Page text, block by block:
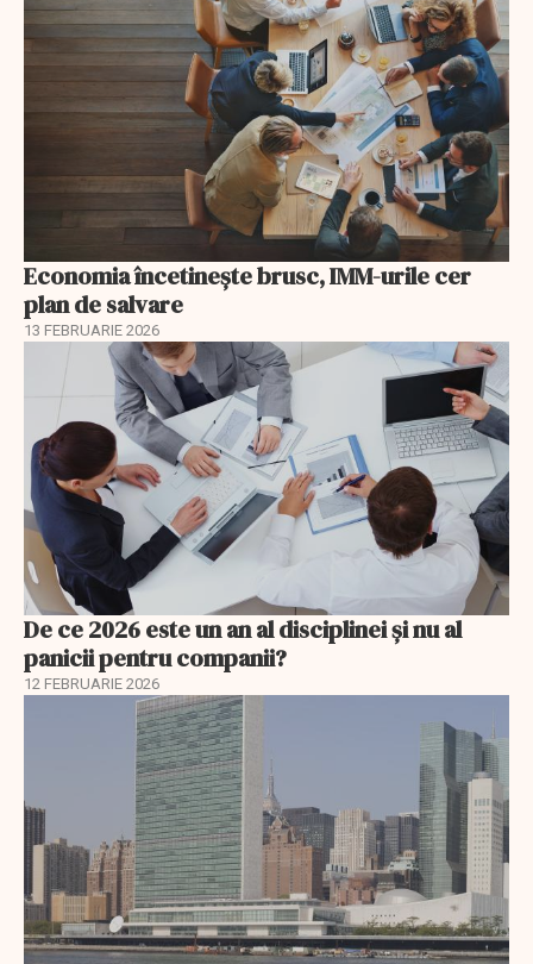
Economia încetinește brusc, IMM-urile cer
plan de salvare
13 FEBRUARIE 2026
De ce 2026 este un an al disciplinei și nu al
panicii pentru companii?
12 FEBRUARIE 2026